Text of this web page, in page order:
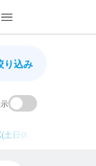
り込み
日休み)